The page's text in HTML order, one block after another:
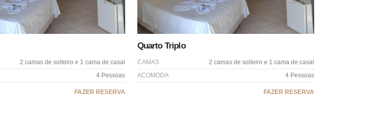
2 camas de solteiro e 1 cama de casal
4 Pessoas
FAZER RESERVA
Quarto Triplo
CAMAS
2 camas de solteiro e 1 cama de casal
ACOMODA
4 Pessoas
FAZER RESERVA